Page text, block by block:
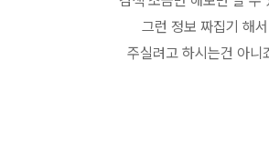
그런 정보 짜집기 해서
주실려고 하시는건 아니